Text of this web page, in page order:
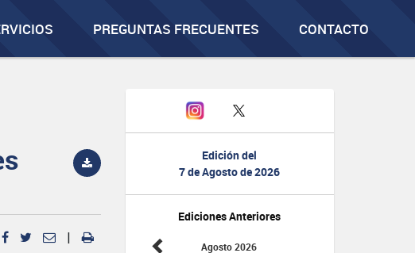
PREGUNTAS FRECUENTES CONTACTO
Edición del
7 de Agosto de 2026
Ediciones Anteriores
Agosto 2026
|